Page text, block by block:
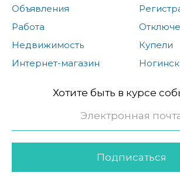
Объявления
Работа
Недвижимость
Интернет-магазин
Купели
Хотите быть в курсе
Подписаться